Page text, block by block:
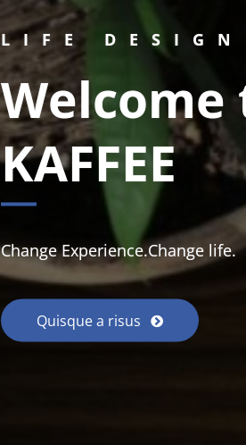
LIFE DESIGN
Welcome
KAFFEE
Change Experience.Change life.
Quisque a risus